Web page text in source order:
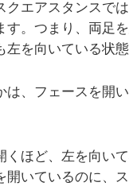
クエアスタンスで
す。つまり、両足
を向いている状態
は、フェースを開
くほど、左を向い
開いているのに、